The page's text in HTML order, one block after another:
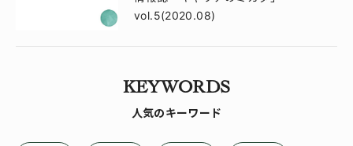
vol.5(2020.08)
KEYWORDS
人気のキーワード